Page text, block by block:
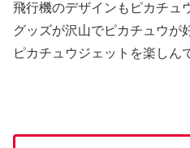
飛行機のデザインもピカチュ
グッズが沢山でピカチュウが
ピカチュウジェットを楽しん